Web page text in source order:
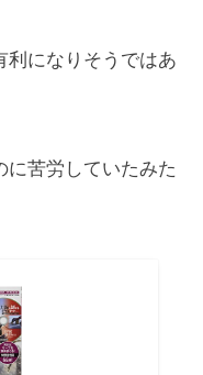
利になりそうではあ
に苦労していたみた